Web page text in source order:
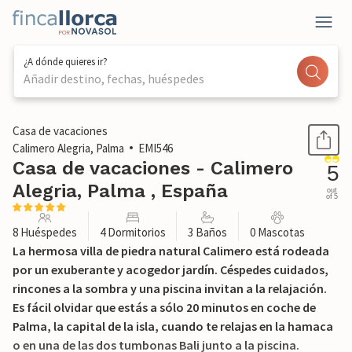
¿A dónde quieres ir?
Añadir destino, fechas, huéspedes
1 / 47
Casa de vacaciones
Calimero Alegria, Palma
EMI546
Casa de vacaciones - Calimero
Alegria, Palma , España
5
out
of 5
8 Huéspedes 4 Dormitorios 3 Baños 0 Mascotas
La hermosa villa de piedra natural Calimero está rodeada
por un exuberante y acogedor jardín. Céspedes cuidados,
rincones a la sombra y una piscina invitan a la relajación.
Es fácil olvidar que estás a sólo 20 minutos en coche de
Palma, la capital de la isla, cuando te relajas en la hamaca
o en una de las dos tumbonas Bali junto a la piscina.